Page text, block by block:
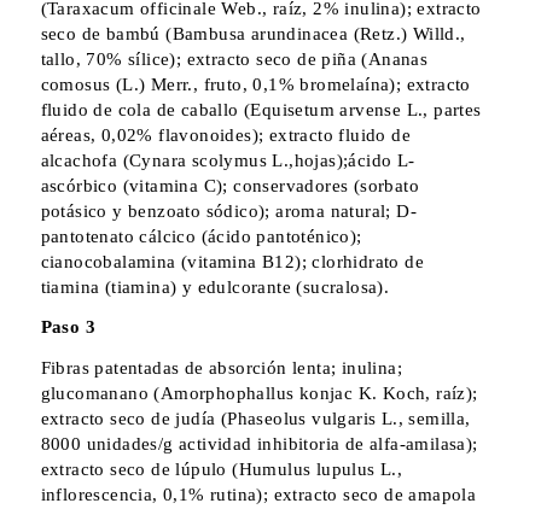
(Taraxacum officinale Web., raíz, 2% inulina); extracto
seco de bambú (Bambusa arundinacea (Retz.) Willd.,
tallo, 70% sílice); extracto seco de piña (Ananas
comosus (L.) Merr., fruto, 0,1% bromelaína); extracto
fluido de cola de caballo (Equisetum arvense L., partes
aéreas, 0,02% flavonoides); extracto fluido de
alcachofa (Cynara scolymus L.,hojas);ácido L-
ascórbico (vitamina C); conservadores (sorbato
potásico y benzoato sódico); aroma natural; D-
pantotenato cálcico (ácido pantoténico);
cianocobalamina (vitamina B12); clorhidrato de
tiamina (tiamina) y edulcorante (sucralosa).
Paso 3
Fibras patentadas de absorción lenta; inulina;
glucomanano (Amorphophallus konjac K. Koch, raíz);
extracto seco de judía (Phaseolus vulgaris L., semilla,
8000 unidades/g actividad inhibitoria de alfa-amilasa);
extracto seco de lúpulo (Humulus lupulus L.,
inflorescencia, 0,1% rutina); extracto seco de amapola